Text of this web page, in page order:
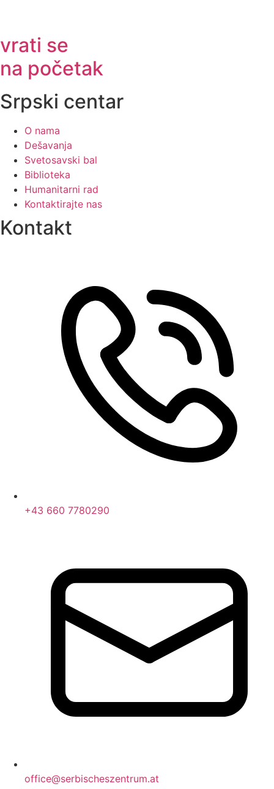
vrati se
na početak
Srpski centar
O nama
Dešavanja
Svetosavski bal
Biblioteka
Humanitarni rad
Kontaktirajte nas
Kontakt
+43 660 7780290
office@serbischeszentrum.at